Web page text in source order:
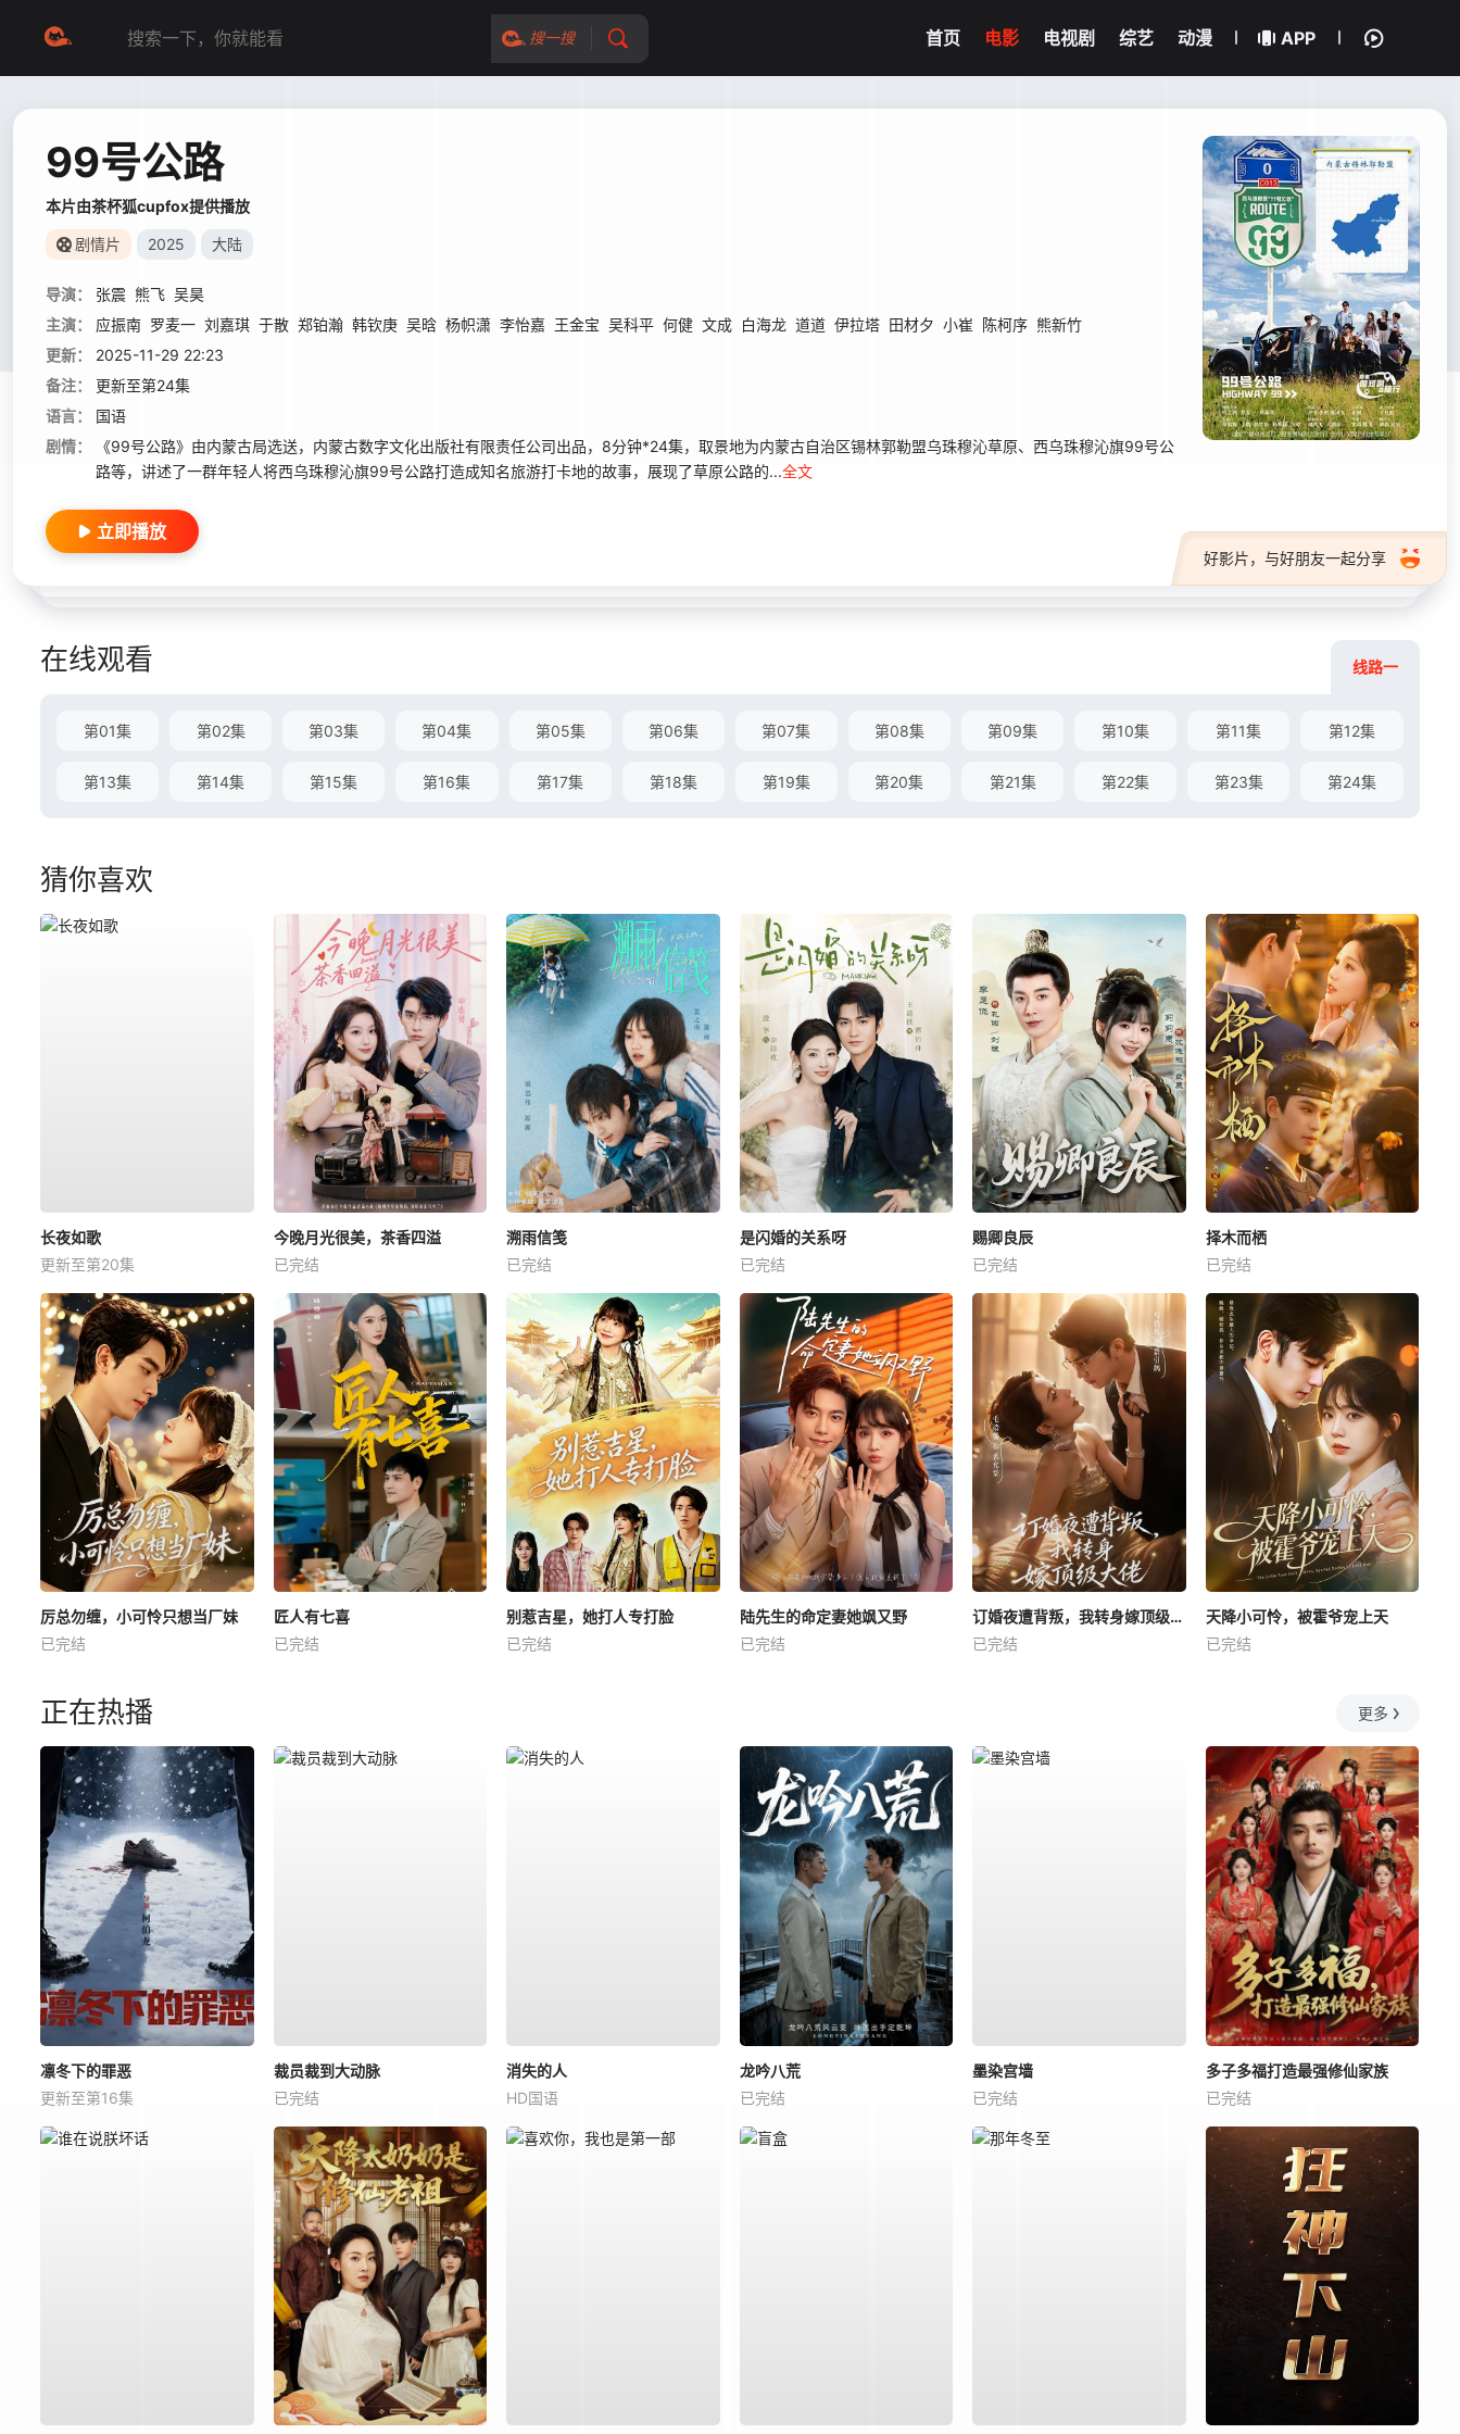
搜一搜 首页 电影 电视剧 综艺 动漫 APP
99号公路
本片由茶杯狐cupfox提供播放
剧情片 2025 大陆
导演： 张震 熊飞 吴昊
主演：
应振南 罗麦一 刘嘉琪 于散 郑铂瀚 韩钦庚 吴晗 杨帜潇 李怡嘉 王金宝 吴科平 何健 文成 白海龙 道道 伊拉塔 田材夕 小崔 陈柯序 熊新竹
更新：
2025-11-29 22:23
备注：
更新至第24集
语言：
国语
剧情：
《99号公路》由内蒙古局选送，内蒙古数字文化出版社有限责任公司出品，8分钟*24集，取景地为内蒙古自治区锡林郭勒盟乌珠穆沁草原、西乌珠穆沁旗99号公
路等，讲述了一群年轻人将西乌珠穆沁旗99号公路打造成知名旅游打卡地的故事，展现了草原公路的...全文
好影片，与好朋友一起分享
立即播放
在线观看 线路一
第01集 第02集 第03集 第04集 第05集 第06集 第07集 第08集 第09集 第10集 第11集 第12集
第13集 第14集 第15集 第16集 第17集 第18集 第19集 第20集 第21集 第22集 第23集 第24集
猜你喜欢
长夜如歌
更新至第20集
今晚月光很美，茶香四溢
已完结
溯雨信笺
已完结
是闪婚的关系呀
已完结
赐卿良辰
已完结
择木而栖
已完结
厉总勿缠，小可怜只想当厂妹
已完结
匠人有七喜
已完结
别惹吉星，她打人专打脸
已完结
陆先生的命定妻她飒又野
已完结
订婚夜遭背叛，我转身嫁顶级大佬
已完结
天降小可怜，被霍爷宠上天
已完结
正在热播 更多
凛冬下的罪恶
更新至第16集
裁员裁到大动脉
已完结
消失的人
HD国语
龙吟八荒
已完结
墨染宫墙
已完结
多子多福打造最强修仙家族
已完结